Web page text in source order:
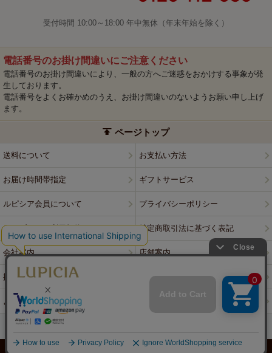
受付時間 10:00～18:00 年中無休（年末年始を除く）
電話番号のお掛け間違いにご注意ください
電話番号のお掛け間違いにより、一般の方へご迷惑をおかけする事象が発
生しております。
電話番号をよくお確かめのうえ、お掛け間違いのないようお願い申し上げ
ます。
ページトップ
送料について お支払い方法
お届け時間帯指定 ギフトサービス
ルピシア会員について プライバシーポリシー
ウェブサイト利用規約 特定商取引法に基づく表記
会社案内 店舗案内
採用情報 ルピシアブランド
よくある質問